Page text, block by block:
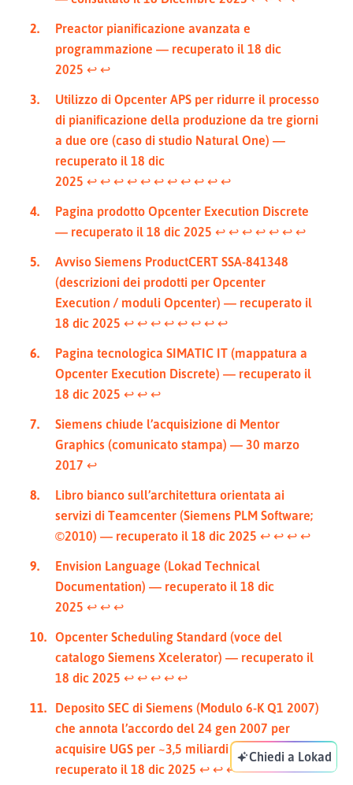
Preactor pianificazione avanzata e
programmazione — recuperato il 18 dic
2025 ↩︎ ↩︎
Utilizzo di Opcenter APS per ridurre il processo
di pianificazione della produzione da tre giorni
a due ore (caso di studio Natural One) —
recuperato il 18 dic
2025 ↩︎ ↩︎ ↩︎ ↩︎ ↩︎ ↩︎ ↩︎ ↩︎ ↩︎ ↩︎ ↩︎
Pagina prodotto Opcenter Execution Discrete
— recuperato il 18 dic 2025 ↩︎ ↩︎ ↩︎ ↩︎ ↩︎ ↩︎ ↩︎
Avviso Siemens ProductCERT SSA-841348
(descrizioni dei prodotti per Opcenter
Execution / moduli Opcenter) — recuperato il
18 dic 2025 ↩︎ ↩︎ ↩︎ ↩︎ ↩︎ ↩︎ ↩︎ ↩︎
Pagina tecnologica SIMATIC IT (mappatura a
Opcenter Execution Discrete) — recuperato il
18 dic 2025 ↩︎ ↩︎ ↩︎
Siemens chiude l’acquisizione di Mentor
Graphics (comunicato stampa) — 30 marzo
2017 ↩︎
Libro bianco sull’architettura orientata ai
servizi di Teamcenter (Siemens PLM Software;
©2010) — recuperato il 18 dic 2025 ↩︎ ↩︎ ↩︎ ↩︎
Envision Language (Lokad Technical
Documentation) — recuperato il 18 dic
2025 ↩︎ ↩︎ ↩︎
Opcenter Scheduling Standard (voce del
catalogo Siemens Xcelerator) — recuperato il
18 dic 2025 ↩︎ ↩︎ ↩︎ ↩︎ ↩︎
Deposito SEC di Siemens (Modulo 6-K Q1 2007)
che annota l’accordo del 24 gen 2007 per
acquisire UGS per ~3,5 miliardi di USD —
recuperato il 18 dic 2025 ↩︎ ↩︎ ↩︎
Chiedi a Lokad